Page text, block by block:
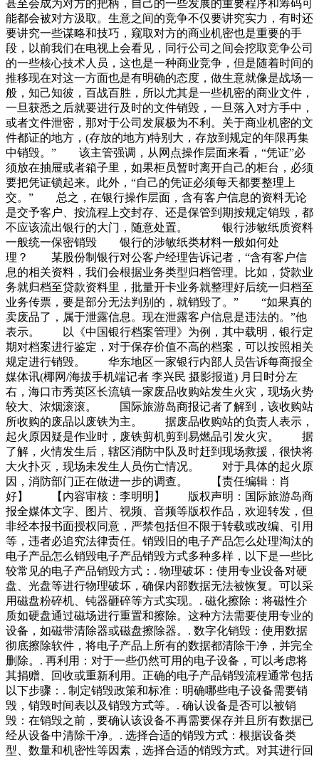
甚至会成为对方的把柄，自己的一些发展的重要程序和筹码可
能都会被对方汲取。生意之间的竞争不仅要讲究实力，有时还
要讲究一些谋略和技巧，窥取对方的商业机密也是重要的手
段，以前我们在电视上会看见，同行公司之间会挖取竞争公司
的一些核心技术人员，这也是一种商业竞争，但是随着时间的
推移现在对这一方面也是有明确的态度，做生意就像是战场一
般，知己知彼，百战百胜，所以尤其是一些机密的商业文件，
一旦获悉之后就要进行及时的文件销毁，一旦落入对方手中，
或者文件泄密，那对于公司发展极为不利。关于商业机密的文
件都证的地方，(存放的地方)特别大，存放到规定的年限再集
中销毁。” 该主管强调，从网点操作层面来看，“凭证”必
须放在抽屉或者箱子里，如果柜员暂时离开自己的柜台，必须
要把凭证锁起来。此外，“自己的凭证必须每天都要整理上
交。” 总之，在银行操作层面，含有客户信息的资料无论
是交予客户、按流程上交封存、还是保管到期按规定销毁，都
不应该流出银行的大门，随意处置。 银行涉敏纸质资料
一般统一保密销毁 银行的涉敏纸类材料一般如何处
理？ 某股份制银行对公客户经理告诉记者，“含有客户信
息的相关资料，我们会根据业务类型归档管理。比如，贷款业
务就归档至贷款资料里，批量开卡业务就整理好后统一归档至
业务传票，要是部分无法判别的，就销毁了。” “如果真的
卖废品了，属于泄露信息。现在泄露客户信息是违法的。”他
表示。 以《中国银行档案管理》为例，其中载明，银行定
期对档案进行鉴定，对于保存价值不高的档案，可以按照相关
规定进行销毁。 华东地区一家银行内部人员告诉每商报全
媒体讯(椰网/海拔手机端记者 李兴民 摄影报道) 月日时分左
右，海口市秀英区长流镇一家废品收购站发生火灾，现场火势
较大、浓烟滚滚。 国际旅游岛商报记者了解到，该收购站
所收购的废品以废铁为主。 据废品收购站的负责人表示，
起火原因疑是作业时，废铁剪机剪到易燃品引发火灾。 据
了解，火情发生后，辖区消防中队及时赶到现场救援，很快将
大火扑灭，现场未发生人员伤亡情况。 对于具体的起火原
因，消防部门正在做进一步的调查。 【责任编辑：肖
好】 【内容审核：李明明】 版权声明：国际旅游岛商
报全媒体文字、图片、视频、音频等版权作品，欢迎转发，但
非经本报书面授权同意，严禁包括但不限于转载或改编、引用
等，违者必追究法律责任。销毁旧的电子产品怎么处理淘汰的
电子产品怎么销毁电子产品销毁方式多种多样，以下是一些比
较常见的电子产品销毁方式：. 物理破坏：使用专业设备对硬
盘、光盘等进行物理破坏，确保内部数据无法被恢复。可以采
用磁盘粉碎机、钝器砸碎等方式实现。. 磁化擦除：将磁性介
质如硬盘通过磁场进行重置和擦除。这种方法需要使用专业的
设备，如磁带清除器或磁盘擦除器。. 数字化销毁：使用数据
彻底擦除软件，将电子产品上所有的数据都清除干净，并完全
删除。. 再利用：对于一些仍然可用的电子设备，可以考虑将
其捐赠、回收或重新利用。正确的电子产品销毁流程通常包括
以下步骤：. 制定销毁政策和标准：明确哪些电子设备需要销
毁，销毁时间表以及销毁方式等。. 确认设备是否可以被销
毁：在销毁之前，要确认该设备不再需要保存并且所有数据已
经从设备中清除干净。. 选择合适的销毁方式：根据设备类
型、数量和机密性等因素，选择合适的销毁方式。对其进行回